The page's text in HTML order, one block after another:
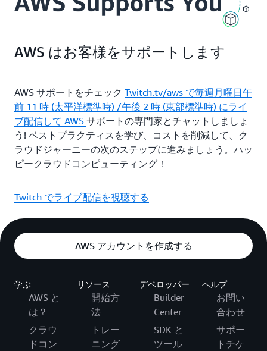
AWS はお客様をサポートします
AWS サポートをチェック Twitch.tv/aws で毎週月曜日午
前 11 時 (太平洋標準時) /午後 2 時 (東部標準時) にライ
ブ配信して AWS サポートの専門家とチャットしましょ
う! ベストプラクティスを学び、コストを削減して、ク
ラウドジャーニーの次のステップに進みましょう。ハッ
ピークラウドコンピューティング！
Twitch でライブ配信を視聴する
AWS アカウントを作成する
学ぶ
AWS と
は？
クラウ
ドコン
リソース
開始方
法
トレー
ニング
デベロッパー
Builder
Center
SDK と
ツール
ヘルプ
お問い
合わせ
サポー
トチケ